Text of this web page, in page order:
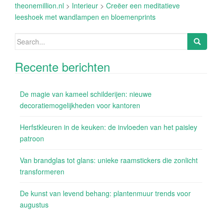
theonemillion.nl > Interieur > Creëer een meditatieve
leeshoek met wandlampen en bloemenprints
Search
Recente berichten
De magie van kameel schilderijen: nieuwe
decoratiemogelijkheden voor kantoren
Herfstkleuren in de keuken: de invloeden van het paisley
patroon
Van brandglas tot glans: unieke raamstickers die zonlicht
transformeren
De kunst van levend behang: plantenmuur trends voor
augustus